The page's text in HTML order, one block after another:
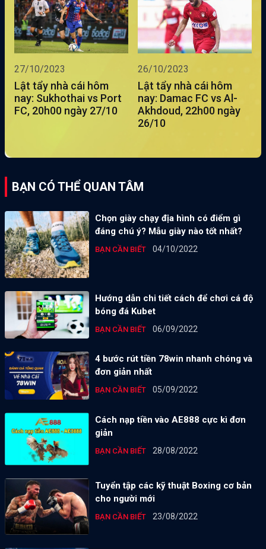
27/10/2023
Lật tẩy nhà cái hôm
nay: Sukhothai vs Port
FC, 20h00 ngày 27/10
26/10/2023
Lật tẩy nhà cái hôm
nay: Damac FC vs Al-
Akhdoud, 22h00 ngày
26/10
BẠN CÓ THỂ QUAN TÂM
Chọn giày chạy địa hình có điểm gì
đáng chú ý? Mẫu giày nào tốt nhất?
BẠN CẦN BIẾT 04/10/2022
Hướng dẫn chi tiết cách để chơi cá độ
bóng đá Kubet
BẠN CẦN BIẾT 06/09/2022
4 bước rút tiền 78win nhanh chóng và
đơn giản nhất
BẠN CẦN BIẾT 05/09/2022
Cách nạp tiền vào AE888 cực kì đơn
giản
BẠN CẦN BIẾT 28/08/2022
Tuyển tập các kỹ thuật Boxing cơ bản
cho người mới
BẠN CẦN BIẾT 23/08/2022